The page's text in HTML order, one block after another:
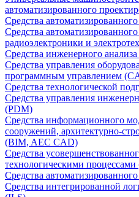
автоматизированного
Средства
Средства
радиоэлектроники и
Средства инженерного
Средства управления
программным управлением
Средства технологической
Средства управления
(PDM)
Средства информационного
сооружений, архитектурно-
(BIM, AEC CAD)
Средства
технологическими
Средства
Средства интегрированной